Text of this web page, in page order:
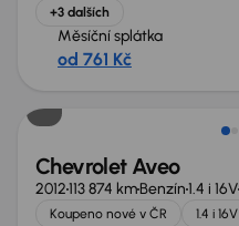
+3 dalších
Měsíční splátka
od 761 Kč
Chevrolet Aveo
2012113 874 kmBenzín1.4 i 16V
Koupeno nové v ČR 1.4 i 16V